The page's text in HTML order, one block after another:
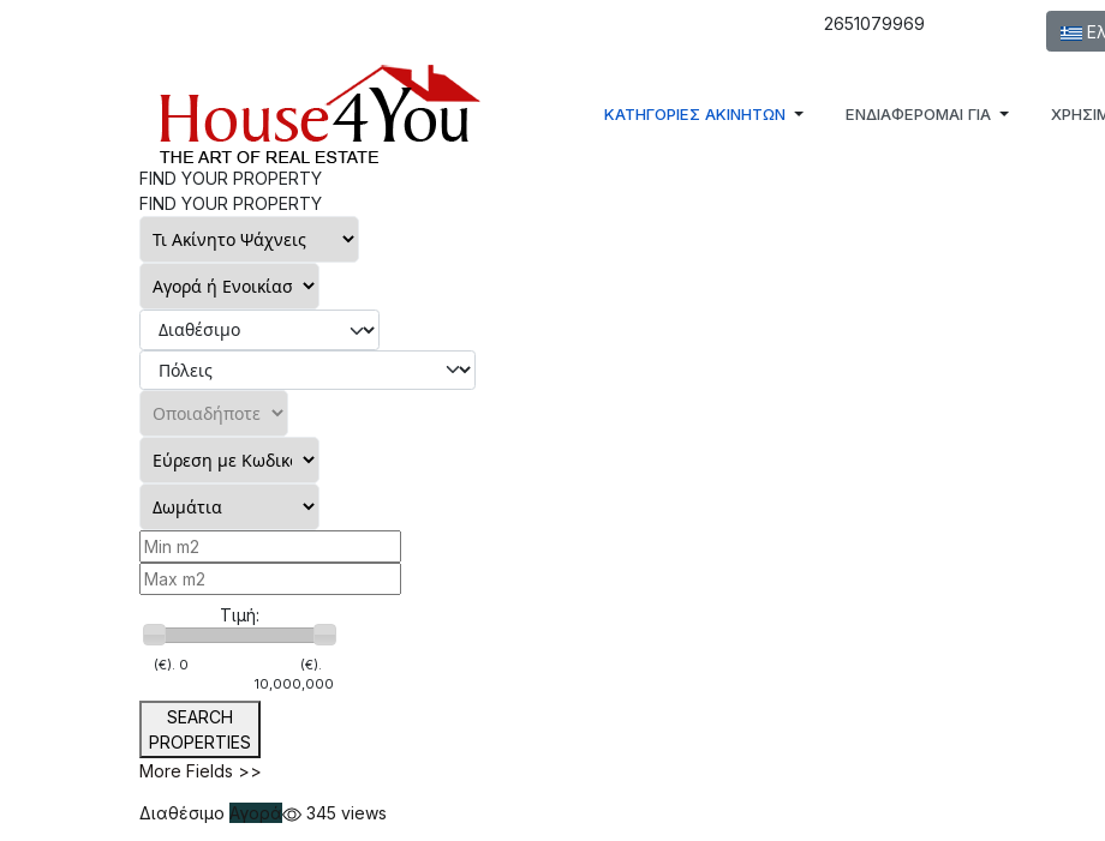
2651079969 Ελ
ΚΑΤΗΓΟΡΙΕΣ ΑΚΙΝΗΤΩΝ ΕΝΔΙΑΦΕΡΟΜΑΙ ΓΙΑ
FIND YOUR PROPERTY
FIND YOUR PROPERTY
Τιμή:
(€). 0
(€).
10,000,000
SEARCH
PROPERTIES
More Fields >>
Διαθέσιμο Αγορά 345 views